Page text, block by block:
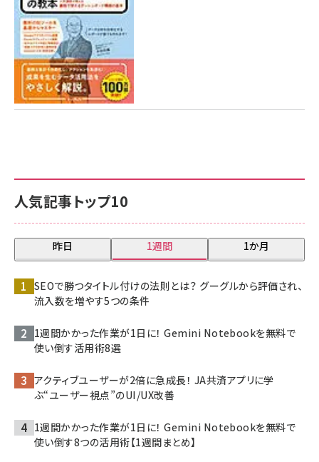
人気記事トップ10
昨日 1週間 1か月
SEOで勝つタイトル付けの法則とは？ グーグルから評価され、
流入数を増やす5つの条件
1週間かかった作業が1日に！ Gemini Notebookを無料で
使い倒す活用術8選
アクティブユーザーが2倍に急成長！ JA共済アプリに学
ぶ“ユーザー視点”のUI/UX改善
1週間かかった作業が1日に！ Gemini Notebookを無料で
使い倒す8つの活用術【1週間まとめ】